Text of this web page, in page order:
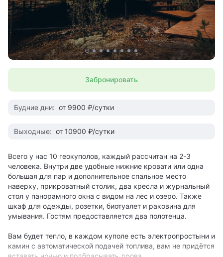
Забронировать
Будние дни: от 9900 ₽/сутки
Выходные: от 10900 ₽/сутки
Всего у нас 10 геокуполов, каждый рассчитан на 2-3
человека. Внутри две удобные нижние кровати или одна
большая для пар и дополнительное спальное место
наверху, прикроватный столик, два кресла и журнальный
стол у панорамного окна с видом на лес и озеро. Также
шкаф для одежды, розетки, биотуалет и раковина для
умывания. Гостям предоставляется два полотенца.
Вам будет тепло, в каждом куполе есть электропростыни и
камин с автоматической подачей топлива, вам не придётся